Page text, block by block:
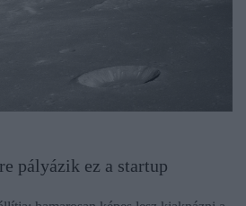
pályázik ez a startup